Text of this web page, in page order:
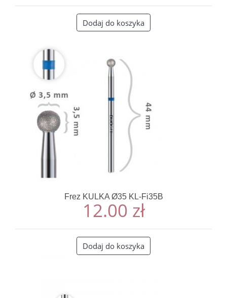
Dodaj do koszyka
Frez KULKA Ø35 KL-Fi35B
12.00 zł
Dodaj do koszyka